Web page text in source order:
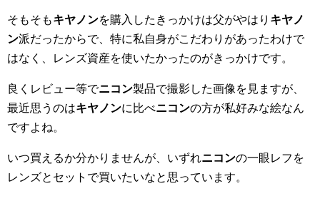
そもそもキヤノンを購入したきっかけは父がやはり キヤノ
ン派だったからで、特に私自身がこだわりがあったわけで
はなく、レンズ資産を使いたかったのがきっかけです。
良くレビュー等でニコン製品で撮影した画像を見ますが、
最近思うのはキヤノンに比べニコンの方が私好みな絵なん
ですよね。
いつ買えるか分かりませんが、いずれニコンの一眼レフを
レンズとセットで買いたいなと思っています。